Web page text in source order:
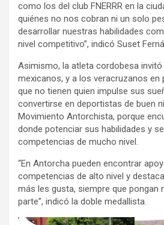
como los del club FNERRR en la
quiénes no nos cobran ni un solo
desarrollar nuestras habilidades
nivel competitivo”, indicó Suset
Asimismo, la atleta cordobesa
mexicanos, y a los veracruzanos en
que no tienen quien impulse sus
convertirse en deportistas de buen
Movimiento Antorchista, porque
donde potenciar sus habilidades y
competencias de mucho nivel.
“En Antorcha pueden encontrar
competencias de alto nivel y
más les gusta, siempre que pongan
parte”, indicó la doble medallista.